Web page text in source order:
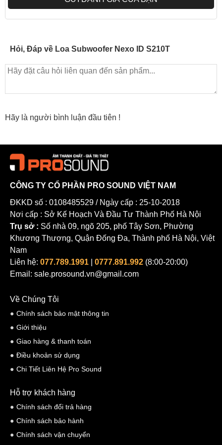
tích hợp với mọi mã sản phẩm loa thuộc dòng ID, hoặc các hệ
Hỏi, Đáp về Loa Subwoofer Nexo ID S210T
Hãy là người bình luận đầu tiên !
CÔNG TY CỔ PHẦN PRO SOUND VIỆT NAM
ĐKKD số : 0108485529 / Ngày cấp : 25-10-2018
Nơi cấp : Sở Kế Hoạch Và Đầu Tư Thành Phố Hà Nội
Trụ sở : Số nhà 09, ngõ 205, phố Tây Sơn, Phường
Khương Thượng, Quận Đống Đa, Thành phố Hà Nội, Việt
Nam
Liên hệ: 077.789.1991 0777.891.992 (8:00-20:00)
Email: sale.prosound.vn@gmail.com
Về Chúng Tôi
Chính sách bảo mật thông tin
Giới thiệu
Giao hàng & thanh toán
Điều khoản sử dụng
Chi Tiết Liên Hệ Pro Sound
Hỗ trợ khách hàng
Chính sách đổi trả hàng
Chính sách bảo hành
Chính sách vận chuyển